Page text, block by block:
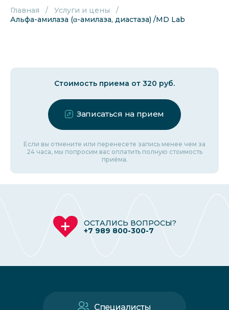
Главная
Услуги и цены
Альфа-амилаза (α-амилаза, диастаза) /MD Lab
Стоимость приема от 320 руб.
Записаться на прием
Если вы отмените или перенесете запись менее чем за
24 часа, мы попросим вас оплатить полную стоимость
приёма.
ОСТАЛИСЬ ВОПРОСЫ?
+7 989 800-300-7
Специалисты